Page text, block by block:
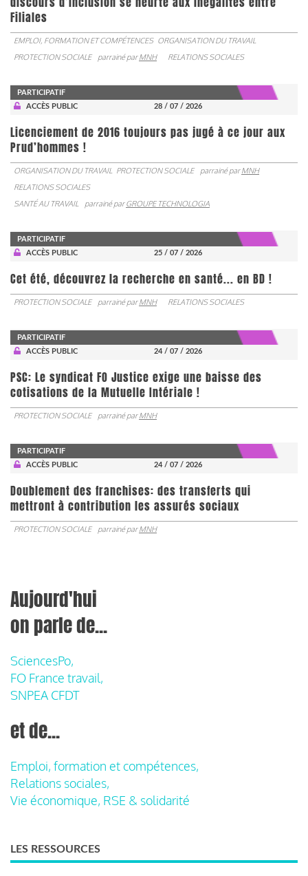
Filiales
EMPLOI, FORMATION ET COMPÉTENCES ORGANISATION DU TRAVAIL
PROTECTION SOCIALE
parrainé parMNH RELATIONS SOCIALES
PARTICIPATIF
ACCÈS PUBLIC
28 / 07 / 2026
Licenciement de 2016 toujours pas jugé à ce jour aux
Prud’hommes !
ORGANISATION DU TRAVAIL PROTECTION SOCIALE parrainé parMNH
RELATIONS SOCIALES
SANTÉ AU TRAVAIL
parrainé parGROUPE TECHNOLOGIA
PARTICIPATIF
ACCÈS PUBLIC
25 / 07 / 2026
Cet été, découvrez la recherche en santé... en BD !
PROTECTION SOCIALE parrainé parMNH RELATIONS SOCIALES
PARTICIPATIF
ACCÈS PUBLIC
24 / 07 / 2026
PSC: Le syndicat FO Justice exige une baisse des
cotisations de la Mutuelle Intériale !
PROTECTION SOCIALE parrainé parMNH
PARTICIPATIF
ACCÈS PUBLIC
24 / 07 / 2026
Doublement des franchises: des transferts qui
mettront à contribution les assurés sociaux
PROTECTION SOCIALE parrainé parMNH
Aujourd'hui
on parle de...
SciencesPo,
FO France travail,
SNPEA CFDT
et de...
Emploi, formation et compétences,
Relations sociales,
Vie économique, RSE & solidarité
LES RESSOURCES